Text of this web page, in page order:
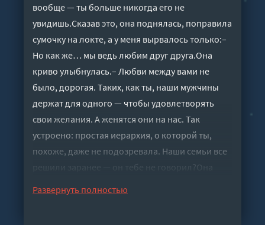
вообще — ты больше никогда его не
увидишь.Сказав это, она поднялась, поправила
сумочку на локте, а у меня вырвалось только:–
Но как же… мы ведь любим друг друга.Она
криво улыбнулась.– Любви между вами не
было, дорогая. Таких, как ты, наши мужчины
держат для одного — чтобы удовлетворять
свои желания. А женятся они на нас. Так
устроено: простая иерархия, о которой ты,
похоже, даже не подозревала. Наши семьи все
решили заранее — он тебе не говорил?Она
Развернуть полностью